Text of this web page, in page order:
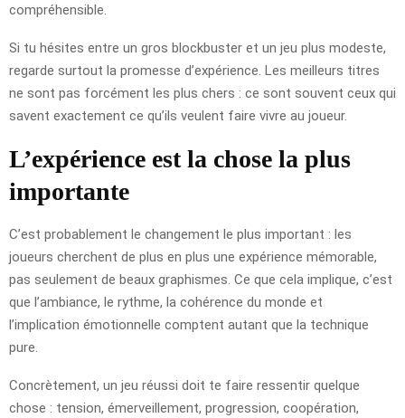
compréhensible.
Si tu hésites entre un gros blockbuster et un jeu plus modeste,
regarde surtout la promesse d’expérience. Les meilleurs titres
ne sont pas forcément les plus chers : ce sont souvent ceux qui
savent exactement ce qu’ils veulent faire vivre au joueur.
L’expérience est la chose la plus
importante
C’est probablement le changement le plus important : les
joueurs cherchent de plus en plus une expérience mémorable,
pas seulement de beaux graphismes. Ce que cela implique, c’est
que l’ambiance, le rythme, la cohérence du monde et
l’implication émotionnelle comptent autant que la technique
pure.
Concrètement, un jeu réussi doit te faire ressentir quelque
chose : tension, émerveillement, progression, coopération,